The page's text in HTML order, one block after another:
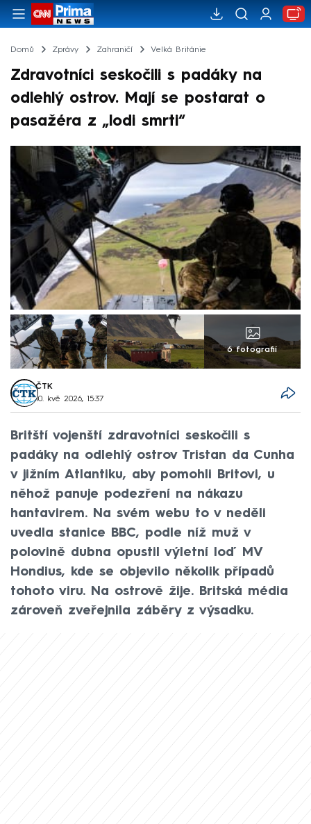
Domů Zprávy Zahraničí Velká Británie
Zdravotníci seskočili s padáky na
odlehlý ostrov. Mají se postarat o
pasažéra z „lodi smrti“
6 fotografií
ČTK
10. kvě 2026, 15:37
Britští vojenští zdravotníci seskočili s
padáky na odlehlý ostrov Tristan da Cunha
v jižním Atlantiku, aby pomohli Britovi, u
něhož panuje podezření na nákazu
hantavirem. Na svém webu to v neděli
uvedla stanice BBC, podle níž muž v
polovině dubna opustil výletní loď MV
Hondius, kde se objevilo několik případů
tohoto viru. Na ostrově žije. Britská média
zároveň zveřejnila záběry z výsadku.